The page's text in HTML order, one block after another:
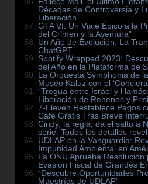
Décadas de Controversia y
Liberación
GTA VI: Un Viaje Épico a la
del Crimen y la Aventura”
Un Año de Evolución: La
ChatGPT
Spotify Wrapped 2023:
del Año en la Plataforma de
La Orquesta Symphonia de
Museo Kaluz con el
“Tregua entre Israel y
Liberación de Rehenes y
7-Eleven Restablece Pagos
Café Gratis Tras Breve
Cindy, la regia, da el salto a
serie: Todos los detalles
UDLAP en la Vanguardia:
Impunidad Ambiental en
La ONU Aprueba Resolución
Evasión Fiscal de Grandes
“Descubre Oportunidades
Maestrías de UDLAP”